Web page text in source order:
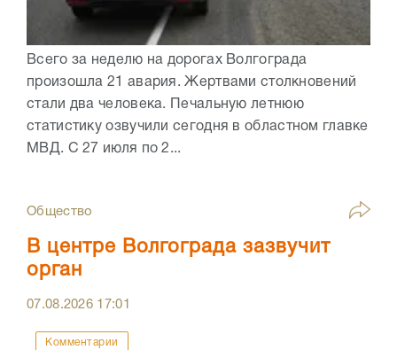
Всего за неделю на дорогах Волгограда
произошла 21 авария. Жертвами столкновений
стали два человека. Печальную летнюю
статистику озвучили сегодня в областном главке
МВД. С 27 июля по 2...
Общество
В центре Волгограда зазвучит
орган
07.08.2026 17:01
Комментарии